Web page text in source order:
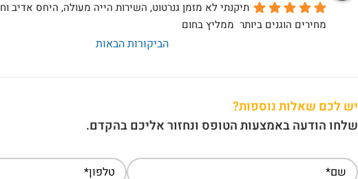
מחירים הוגנים ביותר  ממליץ בחום
הביקורות הבאות
יש לכם שאלות נוספות?
שלחו הודעה באמצעות הטופס ונחזור אליכם בהקדם.